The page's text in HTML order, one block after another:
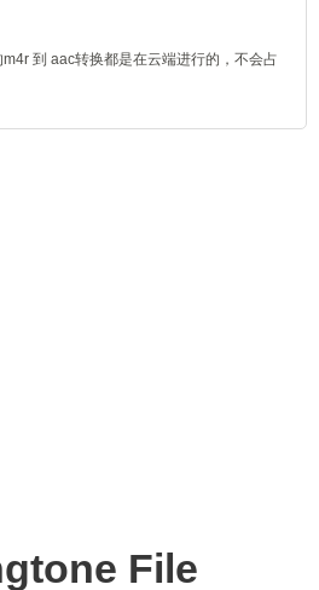
到 aac转换都是在云端进行的，不会占
File